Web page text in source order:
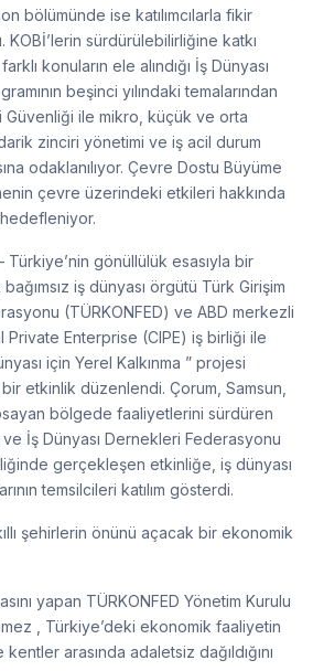
bölümünde ise katılımcılarla fikir
KOBİ’lerin sürdürülebilirliğine katkı
konuların ele alındığı İş Dünyası
beşinci yılındaki temalarından
ile mikro, küçük ve orta
zinciri yönetimi ve iş acil durum
odaklanılıyor. Çevre Dostu Büyüme
çevre üzerindeki etkileri hakkında
hedefleniyor.
Türkiye’nin gönüllülük esasıyla bir
iş dünyası örgütü Türk Girişim
(TÜRKONFED) ve ABD merkezli
Enterprise (CIPE) iş birliği ile
için Yerel Kalkınma ” projesi
bir etkinlik düzenlendi. Çorum, Samsun,
bölgede faaliyetlerini sürdüren
İş Dünyası Dernekleri Federasyonu
gerçekleşen etkinliğe, iş dünyası
temsilcileri katılım gösterdi.
şehirlerin önünü açacak bir ekonomik
yapan TÜRKONFED Yönetim Kurulu
, Türkiye’deki ekonomik faaliyetin
arasında adaletsiz dağıldığını